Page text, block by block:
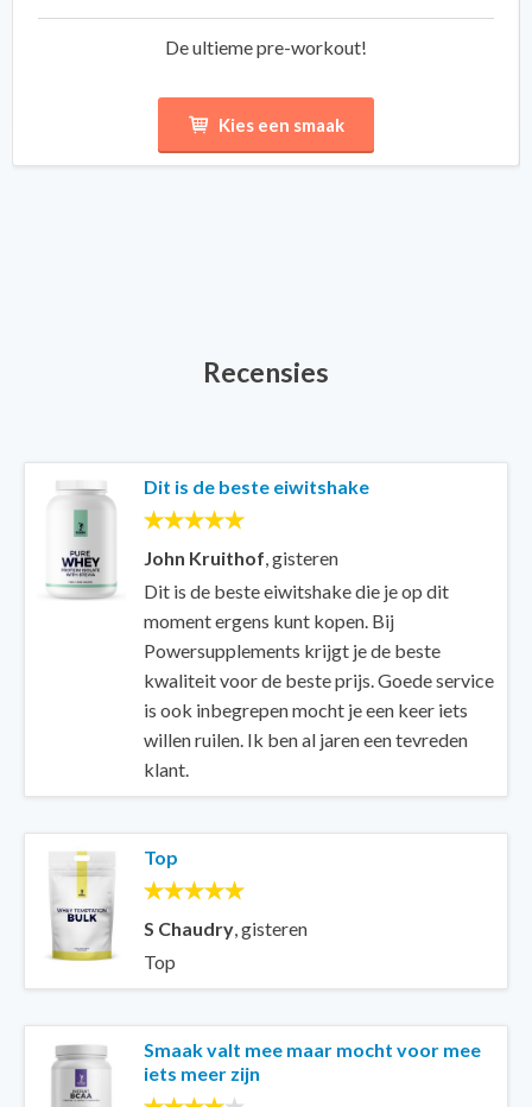
De ultieme pre-workout!
Kies een smaak
Recensies
Dit is de beste eiwitshake
John Kruithof,gisteren
Dit is de beste eiwitshake die je op dit
moment ergens kunt kopen. Bij
Powersupplements krijgt je de beste
kwaliteit voor de beste prijs. Goede service
is ook inbegrepen mocht je een keer iets
willen ruilen. Ik ben al jaren een tevreden
klant.
Top
S Chaudry,gisteren
Top
Smaak valt mee maar mocht voor mee
iets meer zijn